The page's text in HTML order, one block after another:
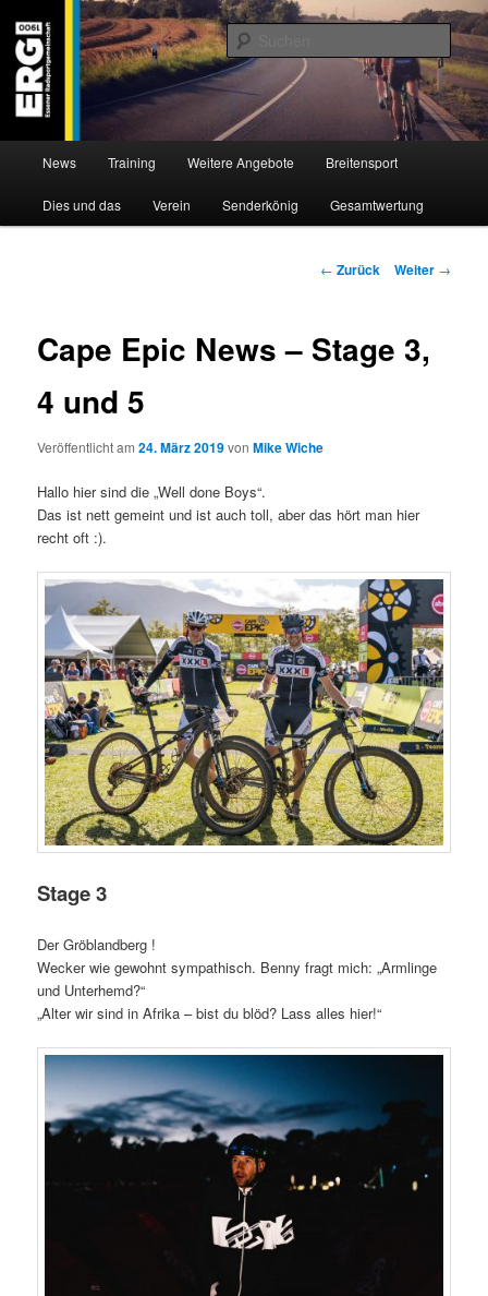
Inhalt
wechseln
ERG 1900 e.V
Willkommen bei der Essener Radsportgemeinschaft
News Training Weitere Angebote Breitensport
Dies und das Verein Senderkönig Gesamtwertung
Beitragsnavigation
← Zurück Weiter →
Cape Epic News – Stage 3,
4 und 5
Veröffentlicht am24. März 2019vonMike Wiche
Hallo hier sind die „Well done Boys“.
Das ist nett gemeint und ist auch toll, aber das hört man hier
recht oft :).
Stage 3
Der Gröblandberg !
Wecker wie gewohnt sympathisch. Benny fragt mich: „Armlinge
und Unterhemd?“
„Alter wir sind in Afrika – bist du blöd? Lass alles hier!“